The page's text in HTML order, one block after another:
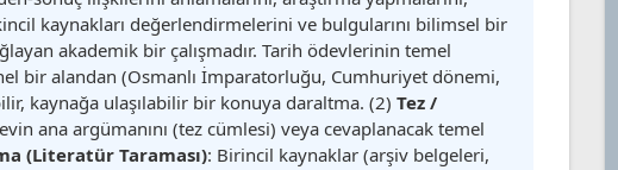
kaynakları değerlendirmelerini ve bulgularını bilimsel bir
akademik bir çalışmadır. Tarih ödevlerinin temel
bir alandan (Osmanlı İmparatorluğu, Cumhuriyet dönemi,
kaynağa ulaşılabilir bir konuya daraltma. (2)Tez /
ana argümanını (tez cümlesi) veya cevaplanacak temel
(Literatür Taraması): Birincil kaynaklar (arşiv belgeleri,